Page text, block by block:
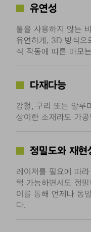
유연성
툴을 사용하지 않는
유연하게, 3D 방식으
식 작동에 따른 마모
다재다능
강철, 구리 또는 알루
상이한 소재라도 가
정밀도와 재현
레이저를 필요에 따
택 가능하면서도 정
이를 통해 언제나 동
다.